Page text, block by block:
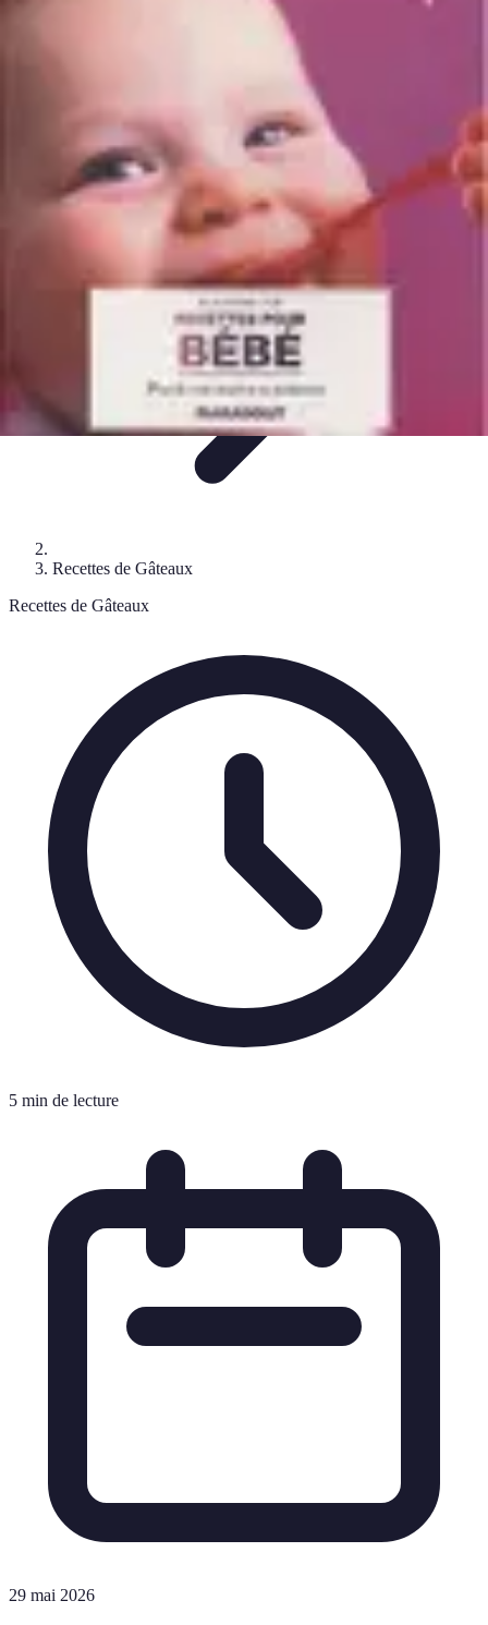
Tendances
Passion Gâteaux
Recettes de Gâteaux
Recettes de Gâteaux
5 min de lecture
29 mai 2026